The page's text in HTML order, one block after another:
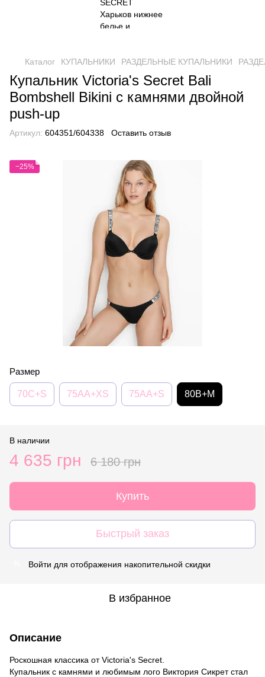
Каталог КУПАЛЬНИКИ РАЗДЕЛЬНЫЕ КУПАЛЬНИКИ
Купальник Victoria's Secret Bali
Bombshell Bikini с камнями двойной
push-up
Артикул: 604351/604338 Оставить отзыв
−25%
Размер
70C+S 75AA+XS 75AA+S 80B+M
В наличии
4 635 грн 6 180 грн
Купить
Быстрый заказ
Войти для отображения накопительной скидки
В избранное
Описание
Роскошная классика от Victoria's Secret.
Купальник с камнями и любимым лого Виктория Сикрет стал